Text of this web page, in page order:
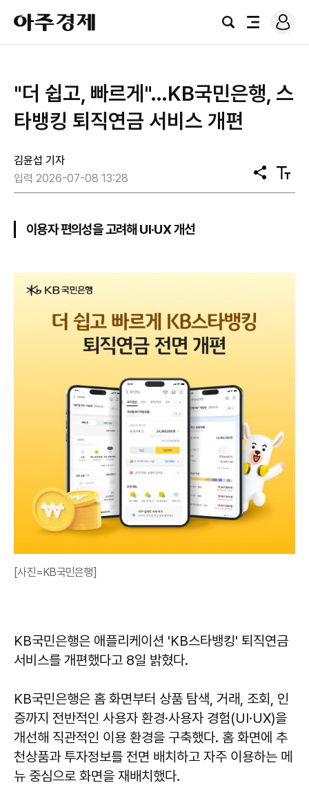
아
주
경
검
전
로
그
"더 쉽고, 빠르게"…KB국민은행, 스
타뱅킹 퇴직연금 서비스 개편
김윤섭 기자
입력 2026-07-08 13:28
공
유
텍
스
이용자 편의성을 고려해 UI·UX 개선
[사진=KB국민은행]
KB국민은행은 애플리케이션 'KB스타뱅킹' 퇴직연금
서비스를 개편했다고 8일 밝혔다.
KB국민은행은 홈 화면부터 상품 탐색, 거래, 조회, 인
증까지 전반적인 사용자 환경·사용자 경험(UI·UX)을
개선해 직관적인 이용 환경을 구축했다. 홈 화면에 추
천상품과 투자정보를 전면 배치하고 자주 이용하는 메
뉴 중심으로 화면을 재배치했다.